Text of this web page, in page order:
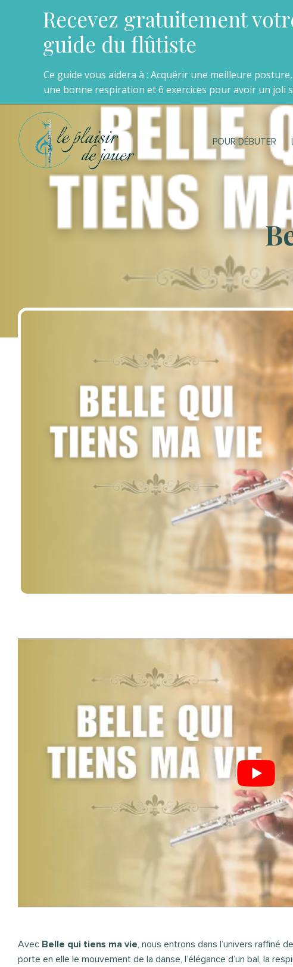
POUR DÉBUTER
Avec Belle qui tiens ma vie, nous entrons dans l’univers raffiné
porte en elle le mouvement de la danse, l’élégance d’un bal, la
Recevez gratuitement
guide du flûtiste
Ce guide vous aidera à : Acquérir une meilleure
une bonne respiration et 6 exercices pour avoir un joli